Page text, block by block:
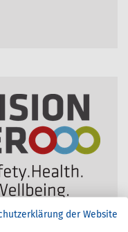
Gesundheitder Website